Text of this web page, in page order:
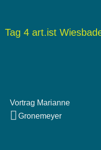
Tag 4 art.ist
Vortrag Marianne
Gronemeyer